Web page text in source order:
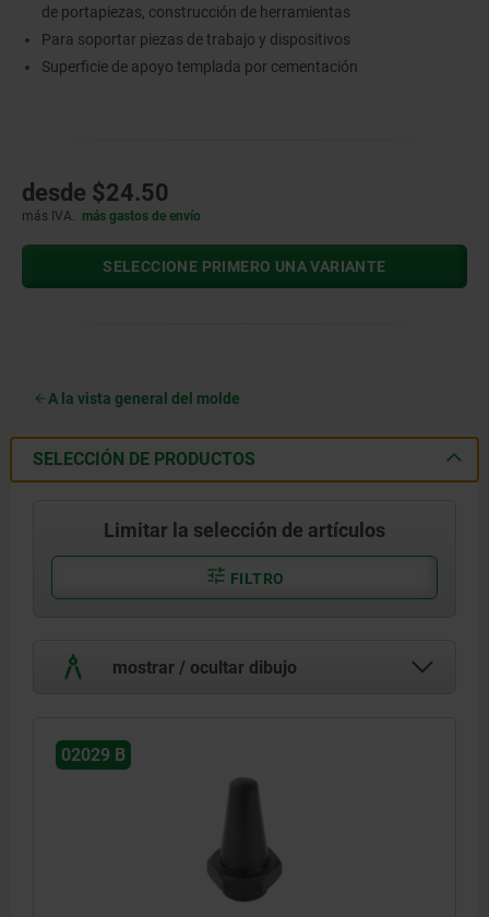
de portapiezas, construcción de herramientas
Para soportar piezas de trabajo y dispositivos
Superficie de apoyo templada por cementación
desde $24.50
más IVA. más gastos de envío
SELECCIONE PRIMERO UNA VARIANTE
A la vista general del molde
SELECCIÓN DE PRODUCTOS
Limitar la selección de artículos
FILTRO
mostrar / ocultar dibujo
02029 B